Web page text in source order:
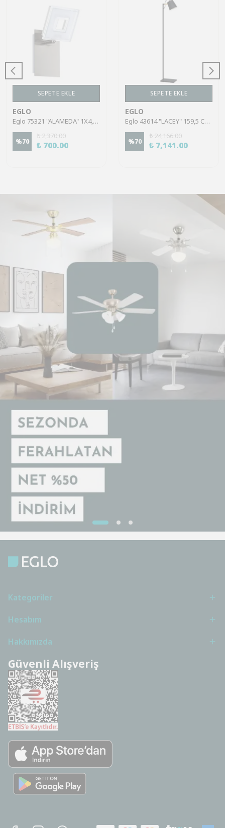
SEPETE EKLE
EGLO
Eglo 75321 "ALAMEDA" 1X4,5W Çelik Nikel Mat Sıva Üstü Spot
%70
₺ 2,370.00
₺ 700.00
SEPETE EKLE
EGLO
Eglo 43614 "LACEY" 159,5 Cm Yüksekliğinde Çelik, Ahşap Köşe Lambası Lambader
%70
₺ 24,166.00
₺ 7,141.00
Kategoriler
Hesabım
Hakkımızda
Güvenli Alışveriş